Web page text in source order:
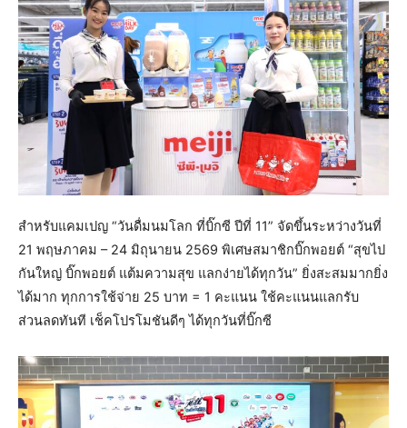
สำหรับแคมเปญ “วันดื่มนมโลก ที่บิ๊กซี ปีที่ 11” จัดขึ้นระหว่างวันที่
21 พฤษภาคม – 24 มิถุนายน 2569 พิเศษสมาชิกบิ๊กพอยต์ “สุขไป
กันใหญ่ บิ๊กพอยต์ แต้มความสุข แลกง่ายได้ทุกวัน” ยิ่งสะสมมากยิ่ง
ได้มาก ทุกการใช้จ่าย 25 บาท = 1 คะแนน ใช้คะแนนแลกรับ
ส่วนลดทันที เช็คโปรโมชันดีๆ ได้ทุกวันที่บิ๊กซี